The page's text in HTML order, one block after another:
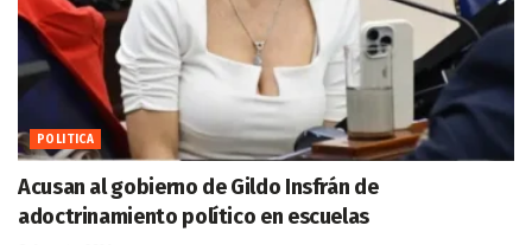
POLITICA
Acusan al gobierno de Gildo Insfrán de
adoctrinamiento político en escuelas